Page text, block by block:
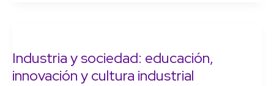
sectores
estratégicos
Industria y sociedad: educación,
innovación y cultura industrial